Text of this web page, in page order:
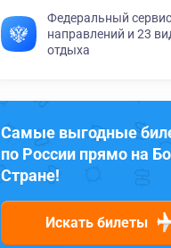
Федеральный
направлений и 23
отдыха
Самые выгодные
по России прямо на
Стране!
Искать билеты